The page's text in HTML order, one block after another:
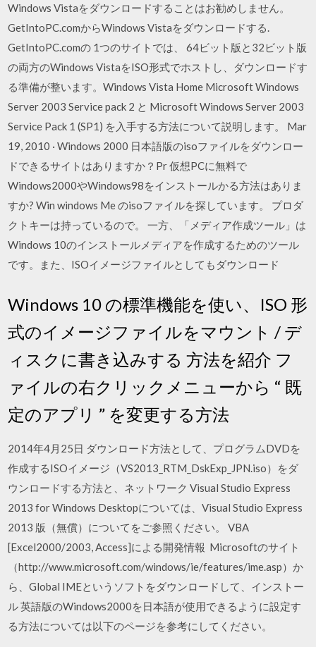
Windows Vistaをダウンロードすることはお勧めしません。
GetIntoPC.comからWindows Vistaをダウンロードする.
GetIntoPC.comの 1つのサイトでは、 64ビット版と32ビット版
の両方のWindows VistaをISO形式でホストし、ダウンロードす
る準備が整います。Windows Vista Home Microsoft Windows
Server 2003 Service pack 2 と Microsoft Windows Server 2003
Service Pack 1 (SP1) を入手する方法について説明します。 Mar
19, 2010 · Windows 2000 日本語版のisoファイルをダウンロー
ドできるサイトはありますか？Pr 仮想PCに無料で
Windows2000やWindows98をインストールかる方法はありま
すか? Win windows Me のisoファイルを探しています。 プロダ
クトキーは持っているので。 一方、「メディア作成ツール」は
Windows 10のインストールメディアを作成するためのツール
です。また、ISOイメージファイルとしてもダウンロード
Windows 10 の標準機能を使い、ISO 形
式のイメージファイルをマウント / デ
ィスクに書き込みする 方法を紹介 フ
ァイルの右クリックメニューから “ 既
定のアプリ ” を変更する方法
2014年4月25日 ダウンロード方法として、プログラムDVDを
作成するISOイメージ（VS2013_RTM_DskExp_JPN.iso）をダ
ウンロードする方法と、ネットワーク Visual Studio Express
2013 for Windows Desktopについては、Visual Studio Express
2013 版（無償）についてをご参照ください。 VBA
[Excel2000/2003, Access]による開発情報 Microsoftのサイト
（http://www.microsoft.com/windows/ie/features/ime.asp）か
ら、Global IMEというソフトをダウンロードして、インストー
ル 英語版のWindows2000を日本語が使用できるように設定す
る方法については以下のページを参考にしてください。